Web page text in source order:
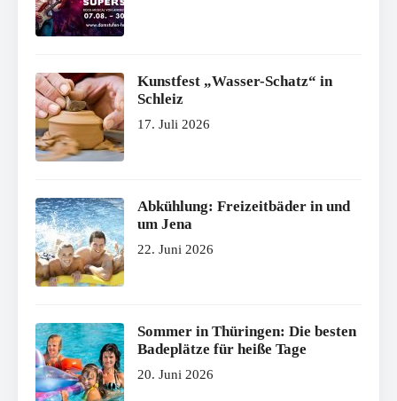
Kunstfest „Wasser-Schatz“ in
Schleiz
17. Juli 2026
Abkühlung: Freizeitbäder in und
um Jena
22. Juni 2026
Sommer in Thüringen: Die besten
Badeplätze für heiße Tage
20. Juni 2026